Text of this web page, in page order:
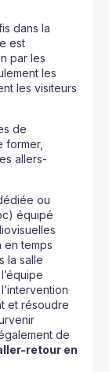
dans la
est
par les
les
les visiteurs
de
former,
allers-
ou
équipé
en temps
la salle
et résoudre
de
retour en